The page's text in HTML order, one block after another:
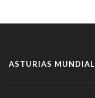
ASTURIAS MUNDIAL